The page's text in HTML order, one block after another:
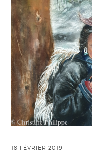
18 FÉVRIER 2019